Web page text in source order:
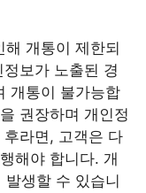
개통이 제한되
보가 노출된 경
개통이 불가능합
권장하며 개인정
라면, 고객은 다
해야 합니다. 개
생할 수 있습니